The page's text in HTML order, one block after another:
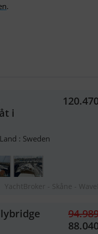
.
i
: Sweden
YachtBroker - Skåne -